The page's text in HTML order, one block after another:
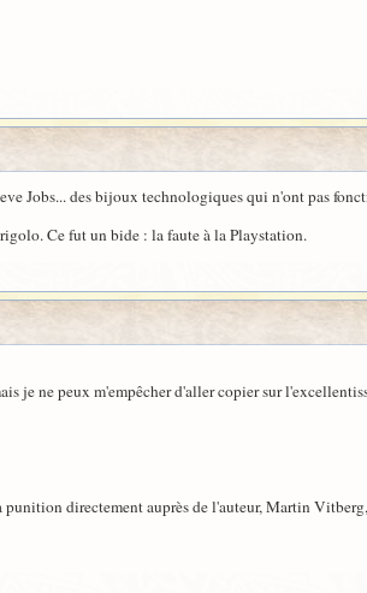
Jobs... des bijoux technologiques qui n'ont pas
Ce fut un bide : la faute à la Playstation.
je ne peux m'empêcher d'aller copier sur
punition directement auprès de l'auteur, Martin